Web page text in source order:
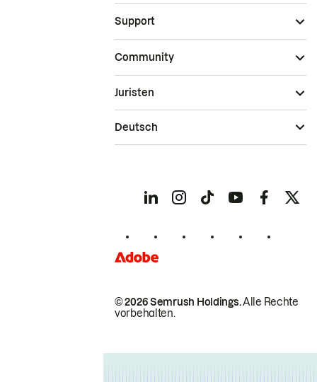
Support
Community
© 2026 Semrush Holdings.Alle Rechte
vorbehalten.
Juristen
Deutsch